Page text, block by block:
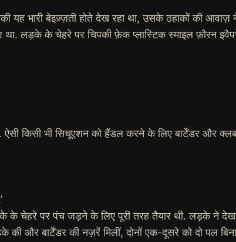
भारी बेइज़्ज़ती होते देख रहा था, उसके ठहाकों की
था. लड़के के चेहरे पर चिपकी फ़ेक प्लास्टिक स्माइल फ़ौरन
किसी भी सिचूएशन को हैंडल करने के लिए बार्टेंडर और
के चेहरे पर पंच जड़ने के लिए पूरी तरह तैयार थी. लड़के ने
और बार्टेंडर की नज़रें मिलीं, दोनों एक-दूसरे को दो पल